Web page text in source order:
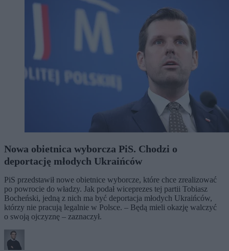
Nowa obietnica wyborcza PiS. Chodzi o
deportację młodych Ukraińców
PiS przedstawił nowe obietnice wyborcze, które chce zrealizować
po powrocie do władzy. Jak podał wiceprezes tej partii Tobiasz
Bocheński, jedną z nich ma być deportacja młodych Ukraińców,
którzy nie pracują legalnie w Polsce. – Będą mieli okazję walczyć
o swoją ojczyznę – zaznaczył.